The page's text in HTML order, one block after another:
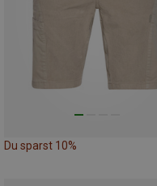
Du sparst 10%